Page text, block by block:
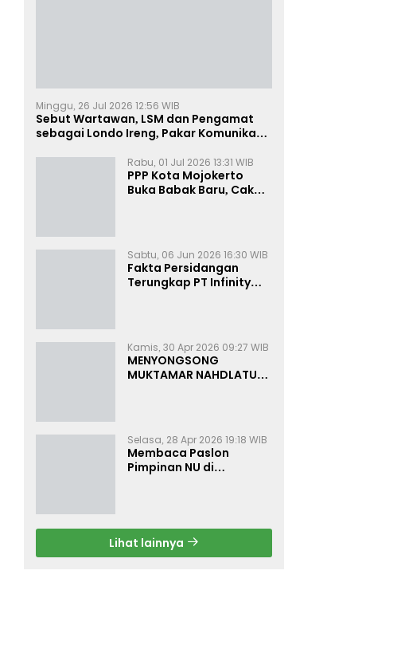
Minggu, 26 Jul 2026 12:56 WIB
Sebut Wartawan, LSM dan Pengamat
sebagai Londo Ireng, Pakar Komunikasi:
Rabu, 01 Jul 2026 13:31 WIB
PPP Kota Mojokerto
Buka Babak Baru, Cak
Sabtu, 06 Jun 2026 16:30 WIB
Fakta Persidangan
Terungkap PT Infinity
Kamis, 30 Apr 2026 09:27 WIB
MENYONGSONG
MUKTAMAR NAHDLATUL
Selasa, 28 Apr 2026 19:18 WIB
Membaca Paslon
Pimpinan NU di
Lihat lainnya